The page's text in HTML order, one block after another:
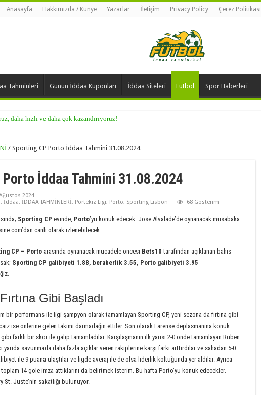
Anasayfa Hakkımızda / Künye Yazarlar İletişim Privacy Policy Çerez Politikası
Tahminleri Günün İddaa Kuponları İddaa Siteleri Futbol Spor Haberleri
daha hızlı ve daha çok kazandırıyoruz!
/ Sporting CP Porto İddaa Tahmini 31.08.2024
İddaa Tahmini 31.08.2024
2024
, İddaa, İDDAA TAHMİNLERİ, Portekiz Ligi, Porto, Sporting Lisbon 68 Gösterim
Sporting CP evinde, Porto’yu konuk edecek. Jose Alvalade’de oynanacak müsabaka
canlı olarak izlenebilecek.
CP – Porto arasında oynanacak mücadele öncesi Bets10tarafından açıklanan bahis
Sporting CP galibiyeti 1.88, beraberlik 3.55, Porto galibiyeti 3.95
Gibi Başladı
bir performans ile ligi şampyon olarak tamamlayan Sporting CP, yeni sezona da fırtına gibi
ise önlerine gelen takımı darmadağın ettiler. Son olarak Farense deplasmanına konuk
farklı bir skor ile galip tamamladılar. Karşılaşmanın ilk yarısı 2-0 önde tamamlayan Ruben
yarıda savunmada daha fazla açıklar veren rakiplerine karşı farkı arttırdılar ve sahadan 5-0
ile 9 puana ulaştılar ve ligde averaj ile de olsa liderlik koltuğunda yer aldılar. Ayrıca
14 gole imza attıklarını da belirtmek isterim. Bu hafta Porto’yu konuk edecekler.
St. Juste’nin sakatlığı bulunuyor.